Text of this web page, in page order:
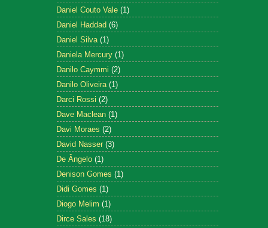
Daniel Couto Vale (1)
Daniel Haddad (6)
Daniel Silva (1)
Daniela Mercury (1)
Danilo Caymmi (2)
Danilo Oliveira (1)
Darci Rossi (2)
Dave Maclean (1)
Davi Moraes (2)
David Nasser (3)
De Ângelo (1)
Denison Gomes (1)
Didi Gomes (1)
Diogo Melim (1)
Dirce Sales (18)